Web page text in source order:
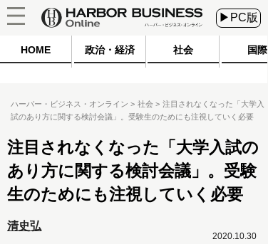
▶PC版
HOME 政治・経済 社会 国際
ハーバー・ビジネス・オンライン 社会
注目されなくなった「大学入
試のあり方に関する検討会議」。受験生のためにも注視していく必要
注目されなくなった「大学入試の
あり方に関する検討会議」。受験
生のためにも注視していく必要
清史弘
2020.10.30